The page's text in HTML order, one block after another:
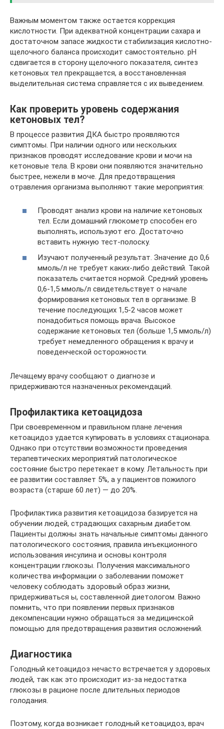
Важным моментом также остается коррекция
кислотности. При адекватной концентрации сахара и
достаточном запасе жидкости стабилизация кислотно-
щелочного баланса происходит самостоятельно. pH
сдвигается в сторону щелочного показателя, синтез
кетоновых тел прекращается, а восстановленная
выделительная система справляется с их выведением.
Как проверить уровень содержания
кетоновых тел?
В процессе развития ДКА быстро проявляются
симптомы. При наличии одного или нескольких
признаков проводят исследование крови и мочи на
кетоновые тела. В крови они появляются значительно
быстрее, нежели в моче. Для предотвращения
отравления организма выполняют такие мероприятия:
Проводят анализ крови на наличие кетоновых
тел. Если домашний глюкометр способен его
выполнять, используют его. Достаточно
вставить нужную тест-полоску.
Изучают полученный результат. Значение до 0,6
ммоль/л не требует каких-либо действий. Такой
показатель считается нормой. Средний уровень
0,6-1,5 ммоль/л свидетельствует о начале
формирования кетоновых тел в организме. В
течение последующих 1,5-2 часов может
понадобиться помощь врача. Высокое
содержание кетоновых тел (больше 1,5 ммоль/л)
требует немедленного обращения к врачу и
поведенческой осторожности.
Лечащему врачу сообщают о диагнозе и
придерживаются назначенных рекомендаций.
Профилактика кетоацидоза
При своевременном и правильном плане лечения
кетоацидоз удается купировать в условиях стационара.
Однако при отсутствии возможности проведения
терапевтических мероприятий патологическое
состояние быстро перетекает в кому. Летальность при
ее развитии составляет 5%, а у пациентов пожилого
возраста (старше 60 лет) — до 20%.
Профилактика развития кетоацидоза базируется на
обучении людей, страдающих сахарным диабетом.
Пациенты должны знать начальные симптомы данного
патологического состояния, правила инъекционного
использования инсулина и основы контроля
концентрации глюкозы. Получения максимального
количества информации о заболевании поможет
человеку соблюдать здоровый образ жизни,
придерживаться ы, составленной диетологом. Важно
помнить, что при появлении первых признаков
декомпенсации нужно обращаться за медицинской
помощью для предотвращения развития осложнений.
Диагностика
Голодный кетоацидоз нечасто встречается у здоровых
людей, так как это происходит из-за недостатка
глюкозы в рационе после длительных периодов
голодания.
Поэтому, когда возникает голодный кетоацидоз, врач